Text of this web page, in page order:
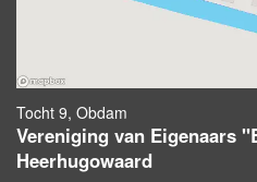
Tocht 9, Obdam
Vereniging van Eigenaars
Heerhugowaard